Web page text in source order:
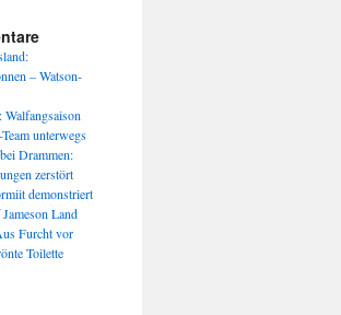
– Watson-
Walfangsaison
unterwegs
Drammen:
zerstört
demonstriert
Land
Furcht vor
Toilette